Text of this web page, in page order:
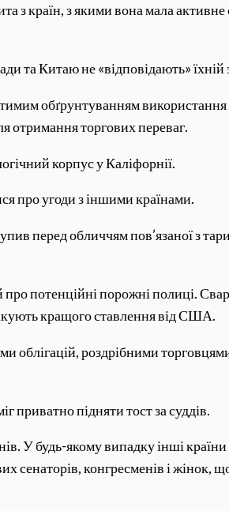
з країн, з якими вона мала активне
та Китаю не «відповідають» їхній
обґрунтуванням
отримання торгових переваг.
корпус у Каліфорнії.
про угоди з іншими країнами.
перед обличчям пов’язаної з
потенційні порожні полиці.
кращого ставлення від США.
облігацій, роздрібними
приватно підняти тост за суддів.
У будь-якому випадку інші
сенаторів, конгресменів і жінок,